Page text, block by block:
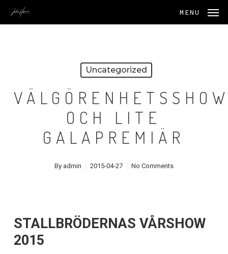
Skip
to
MENU
Uncategorized
OCH LITE
GALAPREMIÄR
By admin 2015-04-27 No Comments
STALLBRÖDERNAS VÅRSHOW
2015